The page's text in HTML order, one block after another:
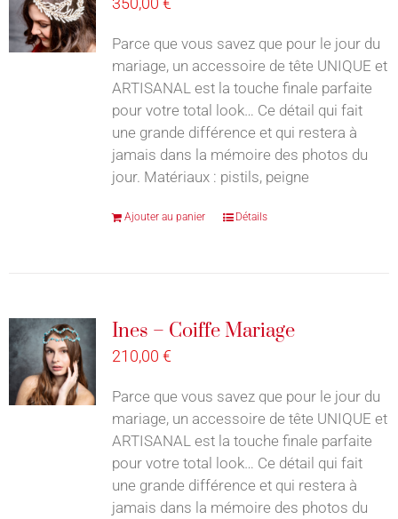
Parce que vous savez que pour le jour du
mariage, un accessoire de tête UNIQUE et
ARTISANAL est la touche finale parfaite
pour votre total look… Ce détail qui fait
une grande différence et qui restera à
jamais dans la mémoire des photos du
jour. Matériaux : pistils, peigne
Ajouter au panier Détails
Ines – Coiffe Mariage
210,00 €
Parce que vous savez que pour le jour du
mariage, un accessoire de tête UNIQUE et
ARTISANAL est la touche finale parfaite
pour votre total look… Ce détail qui fait
une grande différence et qui restera à
jamais dans la mémoire des photos du